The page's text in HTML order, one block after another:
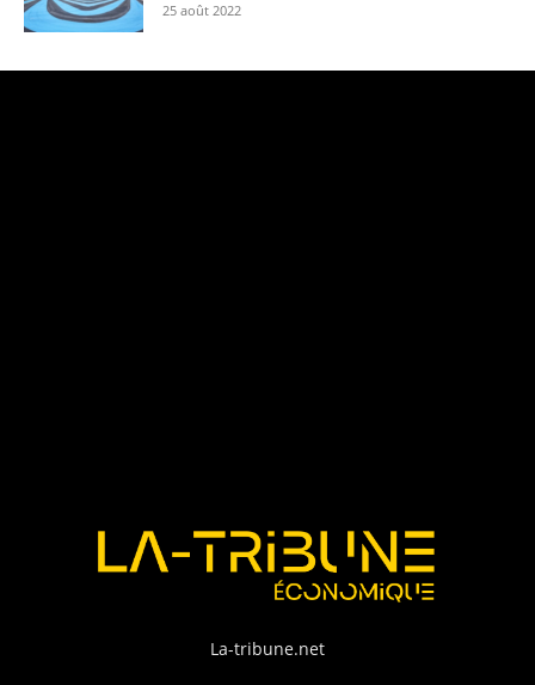
25 août 2022
La-tribune.net